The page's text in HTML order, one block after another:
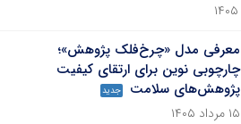
معرفی مدل «چرخ‌فلک پژوهش»؛
چارچوبی نوین برای ارتقای کیفیت
پژوهش‌های سلامت
جدید
۱۵ مرداد ۱۴۰۵